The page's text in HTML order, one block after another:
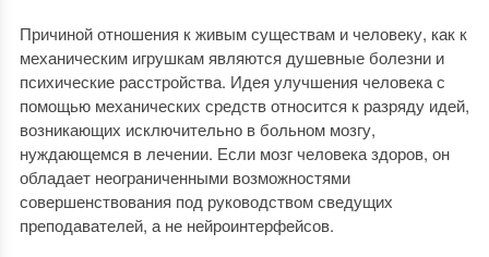
Причиной отношения к живым существам и человеку, как к
механическим игрушкам являются душевные болезни и
психические расстройства. Идея улучшения человека с
помощью механических средств относится к разряду идей,
возникающих исключительно в больном мозгу,
нуждающемся в лечении. Если мозг человека здоров, он
обладает неограниченными возможностями
совершенствования под руководством сведущих
преподавателей, а не нейроинтерфейсов.